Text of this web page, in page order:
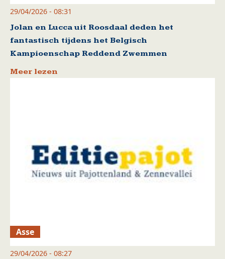
29/04/2026 - 08:31
Jolan en Lucca uit Roosdaal deden het
fantastisch tijdens het Belgisch
Kampioenschap Reddend Zwemmen
Meer lezen
Asse
29/04/2026 - 08:27